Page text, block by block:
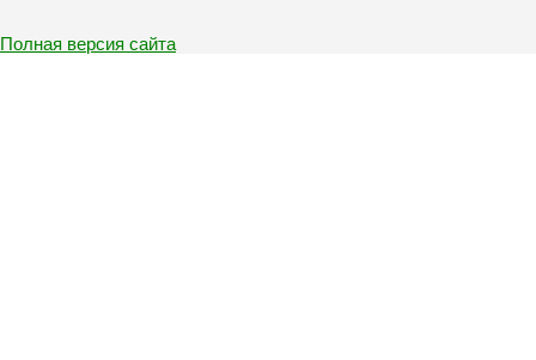
Полная версия сайта